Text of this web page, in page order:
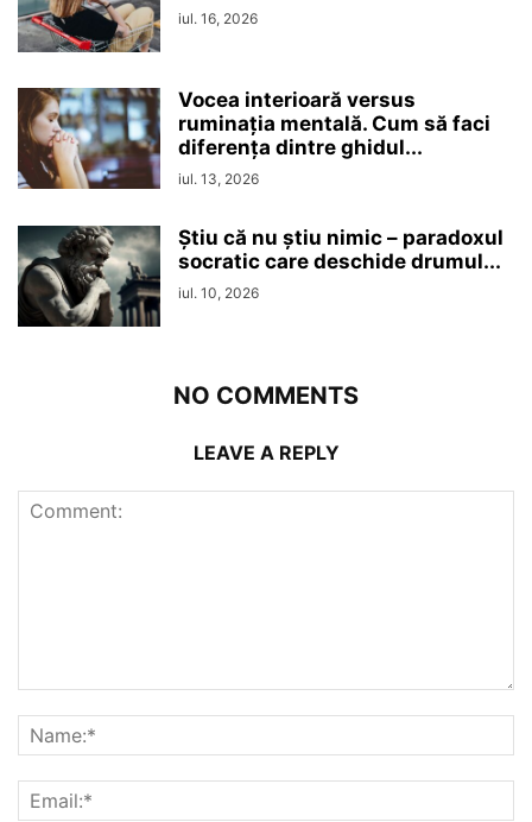
iul. 16, 2026
Vocea interioară versus
ruminaţia mentală. Cum să faci
diferența dintre ghidul...
iul. 13, 2026
Ştiu că nu ştiu nimic – paradoxul
socratic care deschide drumul...
iul. 10, 2026
NO COMMENTS
LEAVE A REPLY